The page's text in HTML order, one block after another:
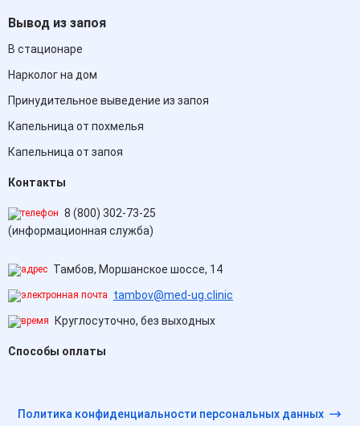
Вывод из запоя
В стационаре
Нарколог на дом
Принудительное выведение из запоя
Капельница от похмелья
Капельница от запоя
Контакты
8 (800) 302-73-25
(информационная служба)
Тамбов, Моршанское шоссе, 14
tambov@med-ug.clinic
Круглосуточно, без выходных
Способы оплаты
Политика конфиденциальности персональных данных